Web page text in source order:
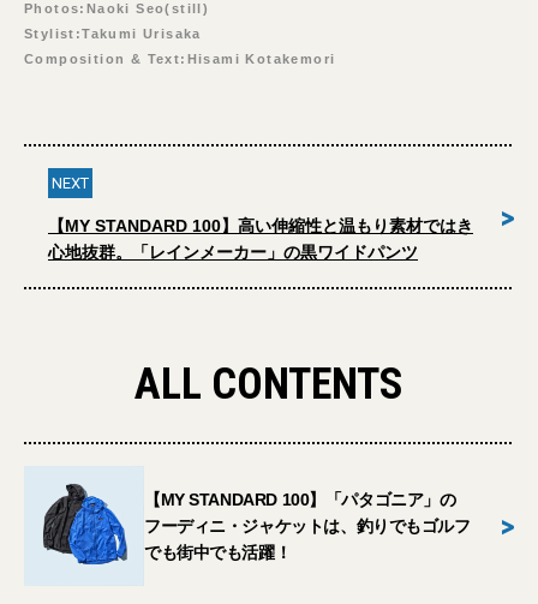
Photos:Naoki Seo(still)
Stylist:Takumi Urisaka
Composition & Text:Hisami Kotakemori
NEXT
【MY STANDARD 100】高い伸縮性と温もり素材ではき
心地抜群。「レインメーカー」の黒ワイドパンツ
>
ALL CONTENTS
【MY STANDARD 100】「パタゴニア」の
フーディニ・ジャケットは、釣りでもゴルフ
でも街中でも活躍！
>